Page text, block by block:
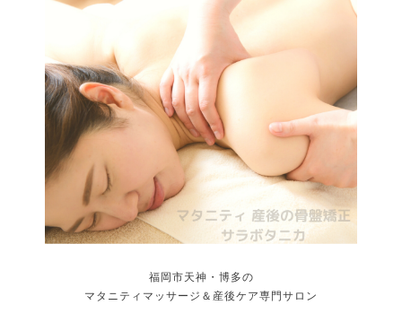
福岡市天神・博多の
マタニティマッサージ＆産後ケア専門サロン